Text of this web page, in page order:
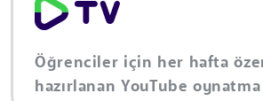
Öğrenciler için her hafta
hazırlanan YouTube